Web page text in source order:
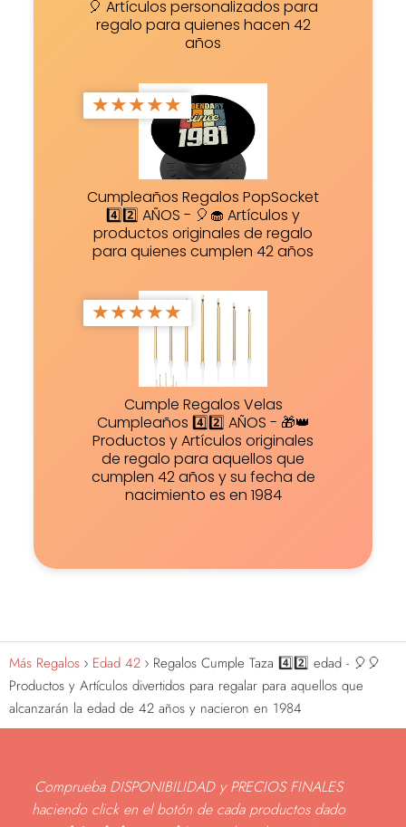
🎈 Artículos personalizados para
regalo para quienes hacen 42
años
★★★★★
Cumpleaños Regalos PopSocket
4️⃣2️⃣ AÑOS - 🎈🧁 Artículos y
productos originales de regalo
para quienes cumplen 42 años
★★★★★
Cumple Regalos Velas
Cumpleaños 4️⃣2️⃣ AÑOS - 🎁👑
Productos y Artículos originales
de regalo para aquellos que
cumplen 42 años y su fecha de
nacimiento es en 1984
Más Regalos Edad 42
Regalos Cumple Taza 4️⃣2️⃣ edad - 🎈🎈
Productos y Artículos divertidos para regalar para aquellos que
alcanzarán la edad de 42 años y nacieron en 1984
Comprueba DISPONIBILIDAD y PRECIOS FINALES
haciendo click en el botón de cada productos dado